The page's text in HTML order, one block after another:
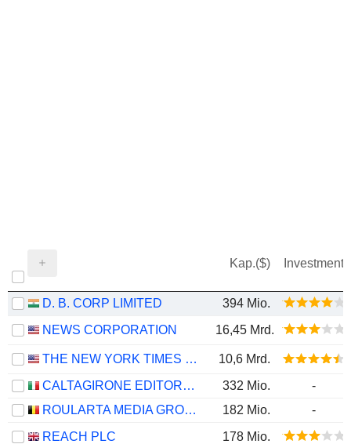
Kap.($) Investment
D. B. CORP LIMITED
394 Mio.
NEWS CORPORATION
16,45 Mrd.
THE NEW YORK TIMES COMPANY
10,6 Mrd.
CALTAGIRONE EDITORE SPA
332 Mio.
-
ROULARTA MEDIA GROUP N.V.
182 Mio.
-
REACH PLC
178 Mio.